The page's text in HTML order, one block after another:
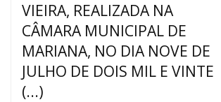
VIEIRA, REALIZADA NA
CÂMARA MUNICIPAL DE
MARIANA, NO DIA NOVE DE
JULHO DE DOIS MIL E VINTE
(...)